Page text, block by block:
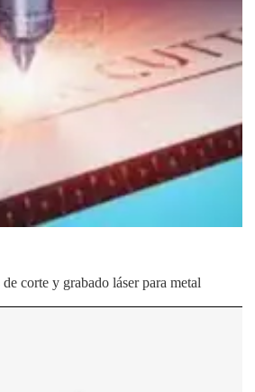
corte y grabado láser para metal